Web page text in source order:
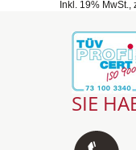
Inkl. 19% MwSt.,
SIE